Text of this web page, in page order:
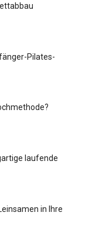
Pilates-
laufende
in Ihre